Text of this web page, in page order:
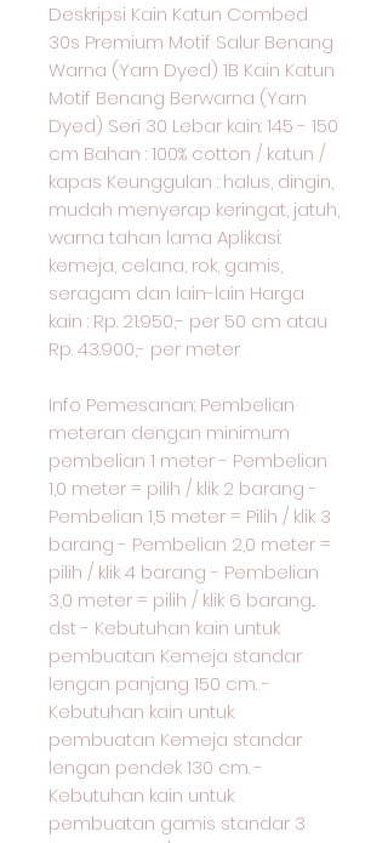
Deskripsi Kain Katun Combed
30s Premium Motif Salur Benang
Warna (Yarn Dyed) 1B Kain Katun
Motif Benang Berwarna (Yarn
Dyed) Seri 30 Lebar kain: 145 - 150
cm Bahan : 100% cotton / katun /
kapas Keunggulan : halus, dingin,
mudah menyerap keringat, jatuh,
warna tahan lama Aplikasi:
kemeja, celana, rok, gamis,
seragam dan lain-lain Harga
kain : Rp. 21.950,- per 50 cm atau
Rp. 43.900,- per meter
Info Pemesanan: Pembelian
meteran dengan minimum
pembelian 1 meter - Pembelian
1,0 meter = pilih / klik 2 barang -
Pembelian 1,5 meter = Pilih / klik 3
barang - Pembelian 2,0 meter =
pilih / klik 4 barang - Pembelian
3,0 meter = pilih / klik 6 barang...
dst - Kebutuhan kain untuk
pembuatan Kemeja standar
lengan panjang 150 cm. -
Kebutuhan kain untuk
pembuatan Kemeja standar
lengan pendek 130 cm. -
Kebutuhan kain untuk
pembuatan gamis standar 3